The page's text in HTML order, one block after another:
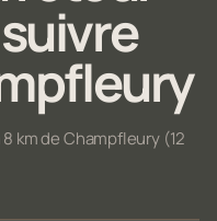
km de Champfleury (12